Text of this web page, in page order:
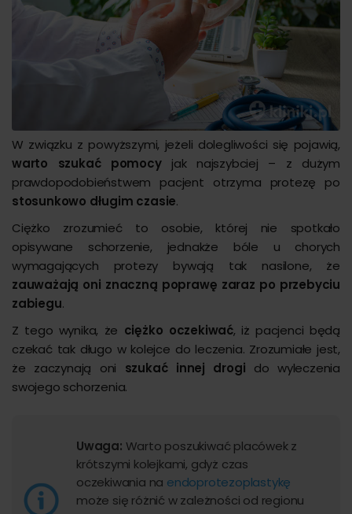
W związku z powyższymi, jeżeli dolegliwości się pojawią,
warto szukać pomocyjak najszybciej – z dużym
prawdopodobieństwem pacjent otrzyma protezę po
stosunkowo długim czasie.
Ciężko zrozumieć to osobie, której nie spotkało
opisywane schorzenie, jednakże bóle u chorych
wymagających protezy bywają tak nasilone, że
zauważają oni znaczną poprawę zaraz po przebyciu
zabiegu.
Z tego wynika, że ciężko oczekiwać, iż pacjenci będą
czekać tak długo w kolejce do leczenia. Zrozumiałe jest,
że zaczynają oni szukać innej drogi do wyleczenia
swojego schorzenia.
Uwaga: Warto poszukiwać placówek z
krótszymi kolejkami, gdyż czas
oczekiwania na endoprotezoplastykę
może się różnić w zależności od regionu